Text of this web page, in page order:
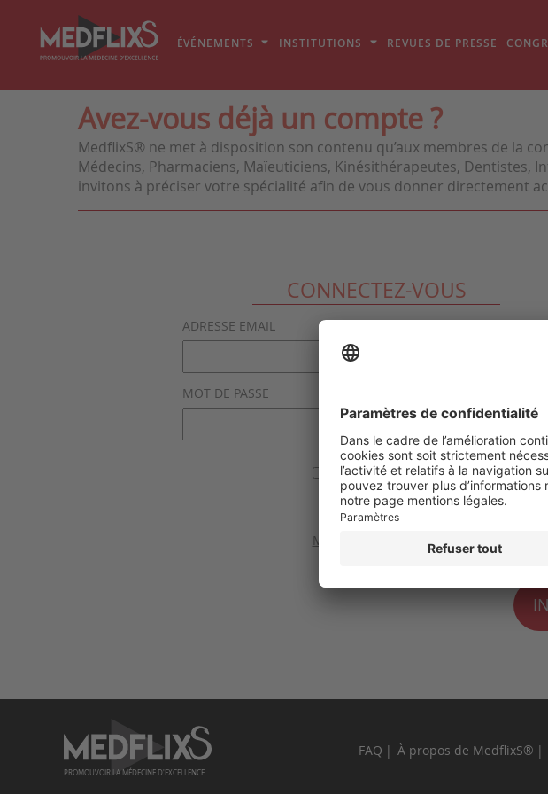
ÉVÉNEMENTS INSTITUTIONS REVUES DE PRESSE
Avez-vous déjà un compte ?
MedflixS® ne met à disposition son contenu qu’aux membres de la
Médecins, Pharmaciens, Maïeuticiens, Kinésithérapeutes,
invitons à préciser votre spécialité afin de vous donner directement
CONNECTEZ-VOUS
ADRESSE EMAIL
MOT DE PASSE
Se souvenir de moi
Valider
Mot de passe perdu ?
PROMOUVOIR LA MÉDECINE D'EXCELLENCE
FAQ À propos de MedflixS®